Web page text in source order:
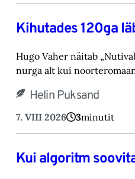
Kihutades 120ga
Hugo Vaher näitab
nurga alt kui
Helin Puksand
7. VIII 2026 3minutit
Kui algoritm